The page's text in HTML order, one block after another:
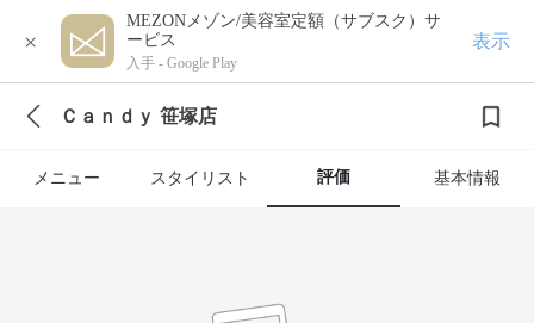
×
MEZONメゾン/美容室定額（サブスク）サ
ービス
入手 - Google Play
表示
Ｃａｎｄｙ 笹塚店
メニュー スタイリスト 評価 基本情報